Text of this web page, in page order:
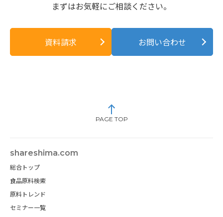
まずはお気軽にご相談ください。
資料請求 お問い合わせ
PAGE TOP
shareshima.com
総合トップ
食品原料検索
原料トレンド
セミナー一覧